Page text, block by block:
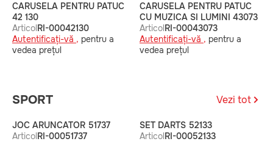
CARUSELA PENTRU PATUC
42 130
ArticolRI-00042130
Autentificați-vă , pentru a
vedea prețul
CARUSELA PENTRU PATUC
CU MUZICA SI LUMINI 43073
ArticolRI-00043073
Autentificați-vă , pentru a
vedea prețul
SPORT Vezi tot
JOC ARUNCATOR 51737
ArticolRI-00051737
SET DARTS 52133
ArticolRI-00052133